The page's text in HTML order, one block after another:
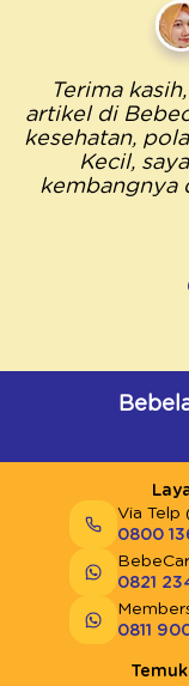
Terima
artikel di
kesehatan,
Kecil,
kembangnya
Via Telp
0800
0821
0811